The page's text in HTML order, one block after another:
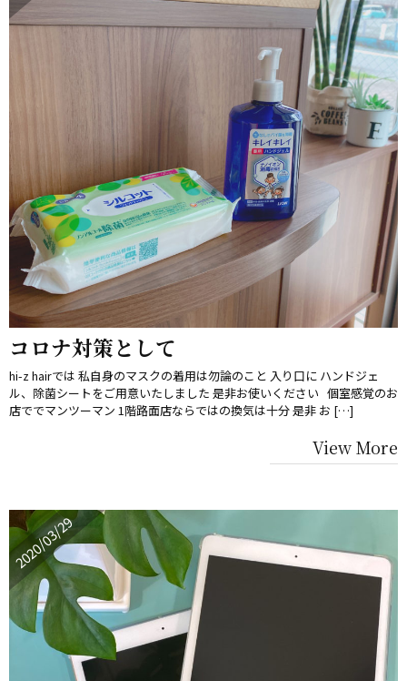
コロナ対策として
hi-z hairでは 私自身のマスクの着用は勿論のこと 入り口に ハンドジェ
ル、除菌シートをご用意いたしました 是非お使いください 個室感覚のお
店ででマンツーマン 1階路面店ならではの換気は十分 是非 お […]
View More
2020/03/29